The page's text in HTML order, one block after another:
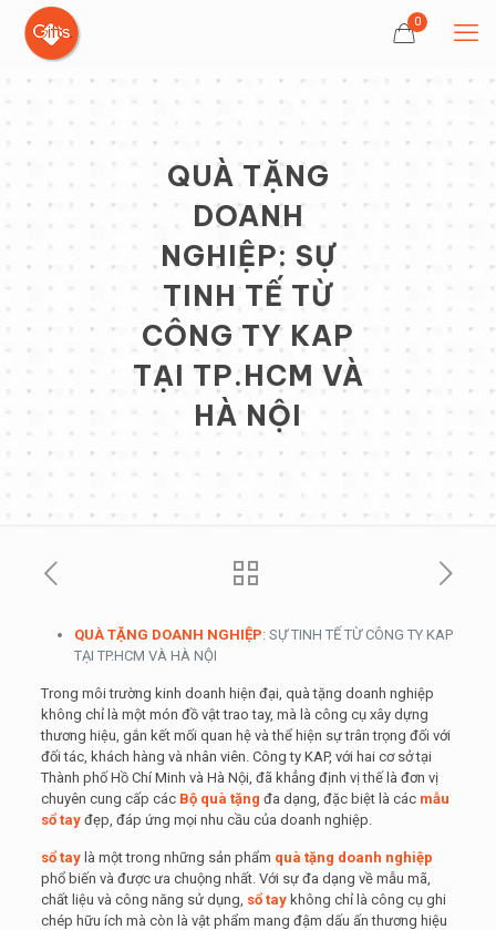
0
QUÀ TẶNG
DOANH
NGHIỆP: SỰ
TINH TẾ TỪ
CÔNG TY KAP
TẠI TP.HCM VÀ
HÀ NỘI
QUÀ TẶNG DOANH NGHIỆP: SỰ TINH TẾ TỪ CÔNG TY KAP
TẠI TP.HCM VÀ HÀ NỘI
Trong môi trường kinh doanh hiện đại, quà tặng doanh nghiệp
không chỉ là một món đồ vật trao tay, mà là công cụ xây dựng
thương hiệu, gắn kết mối quan hệ và thể hiện sự trân trọng đối với
đối tác, khách hàng và nhân viên. Công ty KAP, với hai cơ sở tại
Thành phố Hồ Chí Minh và Hà Nội, đã khẳng định vị thế là đơn vị
chuyên cung cấp các Bộ quà tặng đa dạng, đặc biệt là các mẫu
sổ tayđẹp, đáp ứng mọi nhu cầu của doanh nghiệp.
sổ taylà một trong những sản phẩm quà tặng doanh nghiệp
phổ biến và được ưa chuộng nhất. Với sự đa dạng về mẫu mã,
chất liệu và công năng sử dụng, sổ taykhông chỉ là công cụ ghi
chép hữu ích mà còn là vật phẩm mang đậm dấu ấn thương hiệu